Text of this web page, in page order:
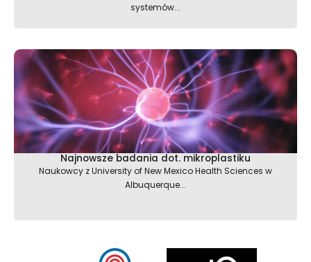
systemów...
Najnowsze badania dot. mikroplastiku
Naukowcy z University of New Mexico Health Sciences w
Albuquerque...